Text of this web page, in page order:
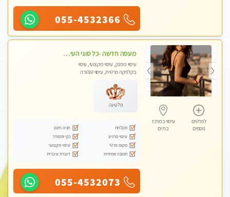
055-4532366
לפרטים
נוספים
עיסוי במרכז
בת ים
מעסה חדשה -כל סוגי העיסויים מעסה מקצועית ואיכותית פרטי!!!מומלץ לחלוטין!! Highly recommended
עיסוי מפנק, עיסוי מקצועי, עיסוי
בקלניקה פרטית, עיסוי טנטרה
פלטינה
מקלחת
חניה חינם
עיסוי מרגיע
נקי ומסודר
מקום פרטי
עיסוי מקצועי
תמונה אמיתית
דוברת עיברית
055-4532073